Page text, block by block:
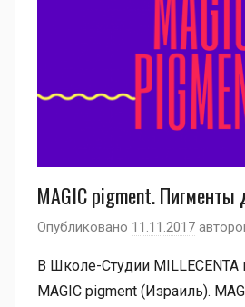
MAGIC pigment. Пигменты
Опубликовано 11.11.2017
В Школе-Студии
MAGIC pigment (Израиль).